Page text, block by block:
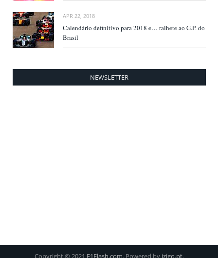
APR 22, 2018
Calendário definitivo para 2018 e… ralhete ao G.P. do
Brasil
NEWSLETTER